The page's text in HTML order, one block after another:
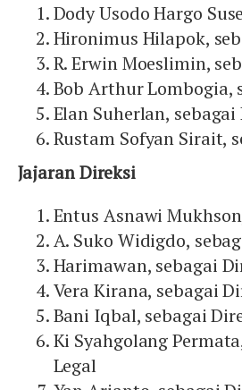
Dody Usodo Hargo
Hironimus Hilapok,
R. Erwin Moeslimin,
Bob Arthur Lombogia,
Elan Suherlan,
Rustam Sofyan Sirait,
Jajaran Direksi
Entus Asnawi
A. Suko Widigdo,
Harimawan, sebagai
Vera Kirana, sebagai
Bani Iqbal, sebagai
Ki Syahgolang
Legal